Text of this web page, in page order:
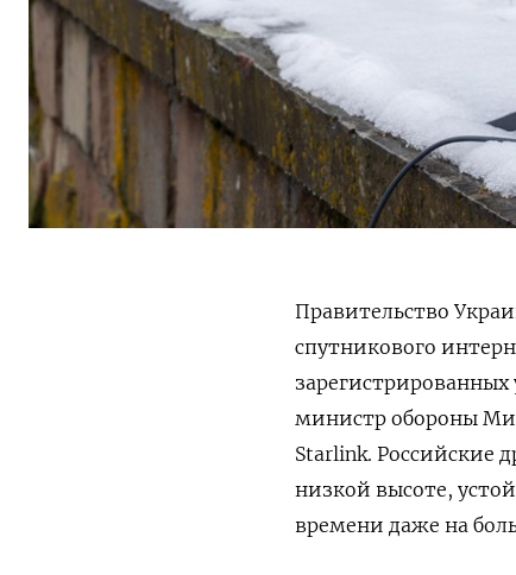
Правительство
спутникового
министр обороны
Starlink. Российские
низкой высоте,
времени даже на